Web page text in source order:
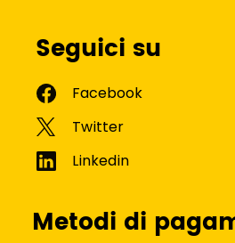
Seguici su
Metodi di